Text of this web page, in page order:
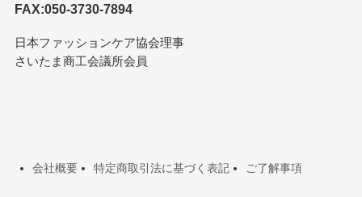
FAX:050-3730-7894
日本ファッションケア協会理事
さいたま商工会議所会員
会社概要 特定商取引法に基づく表記 ご了解事項